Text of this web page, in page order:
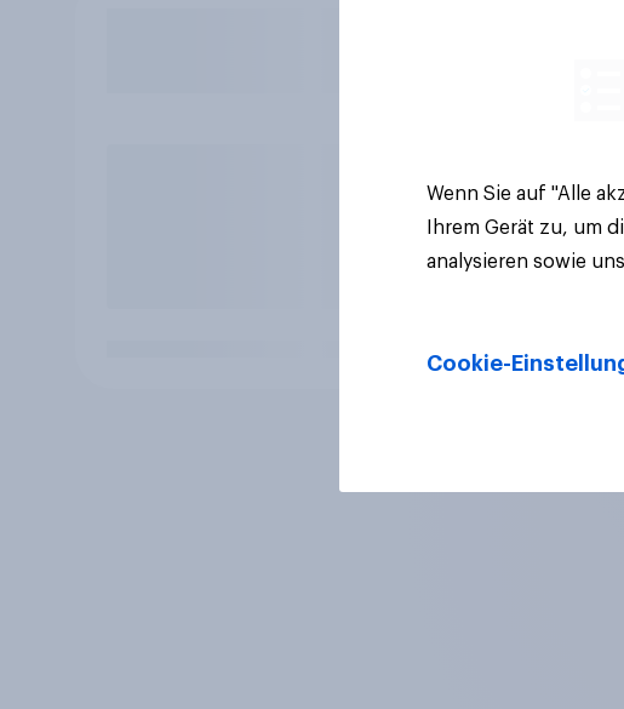
Wenn Sie auf "Alle
Ihrem Gerät zu, um
analysieren sowie
Cookie-